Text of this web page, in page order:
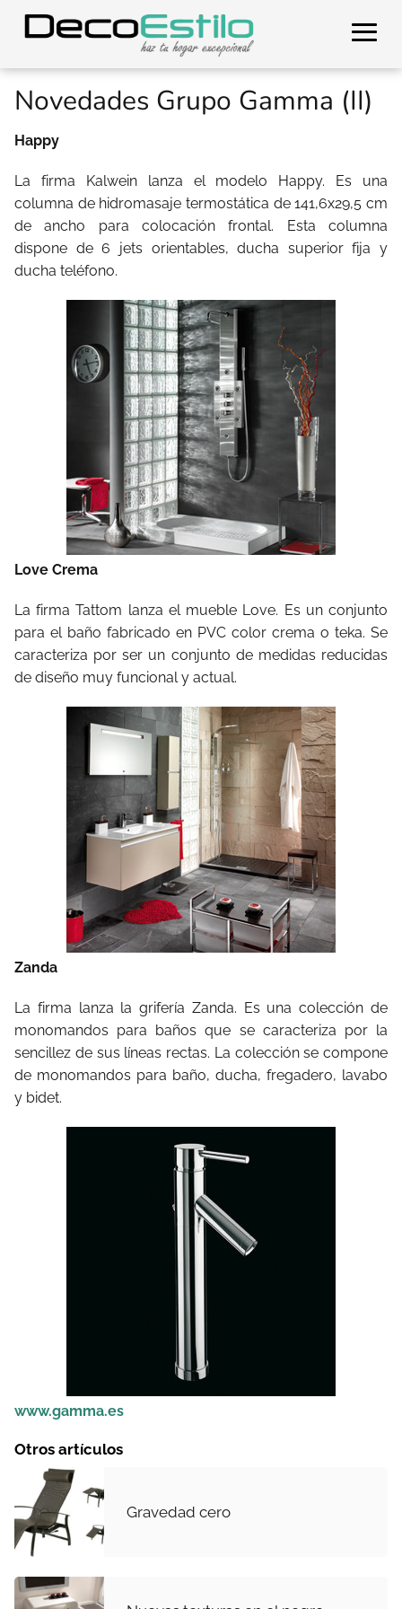
Novedades Grupo Gamma (II)
Happy
La firma Kalwein lanza el modelo Happy. Es una
columna de hidromasaje termostática de 141,6x29,5 cm
de ancho para colocación frontal. Esta columna
dispone de 6 jets orientables, ducha superior fija y
ducha teléfono.
Love Crema
La firma Tattom lanza el mueble Love. Es un conjunto
para el baño fabricado en PVC color crema o teka. Se
caracteriza por ser un conjunto de medidas reducidas
de diseño muy funcional y actual.
Zanda
La firma lanza la grifería Zanda. Es una colección de
monomandos para baños que se caracteriza por la
sencillez de sus líneas rectas. La colección se compone
de monomandos para baño, ducha, fregadero, lavabo
y bidet.
www.gamma.es
Otros artículos
Gravedad cero